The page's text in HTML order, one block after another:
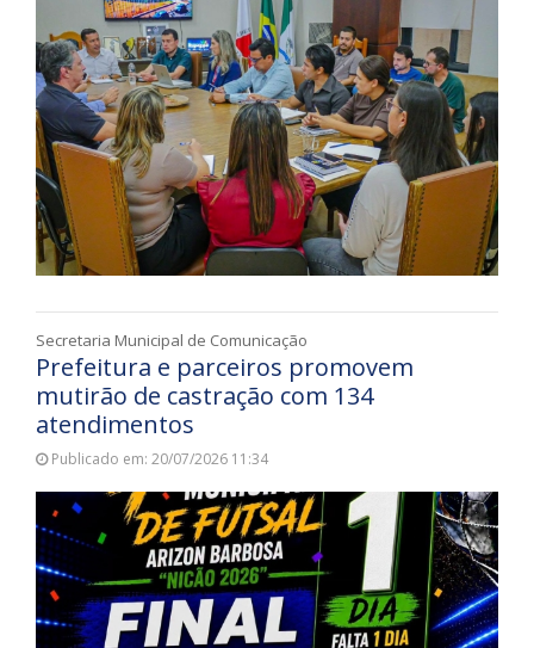
Secretaria Municipal de Comunicação
Prefeitura e parceiros promovem
mutirão de castração com 134
atendimentos
Publicado em: 20/07/2026 11:34